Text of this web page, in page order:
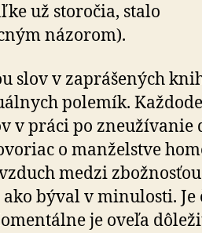
už sto­ročia, stalo
názorom).
slov v zaprášených
polemík.
v práci po zne­u­ží­va­nie
o man­žel­stve
medzi
býval v mi­nu­losti. Je
je oveľa